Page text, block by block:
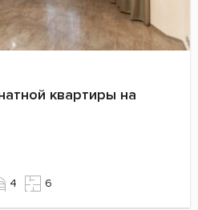
квартиры на
4 6